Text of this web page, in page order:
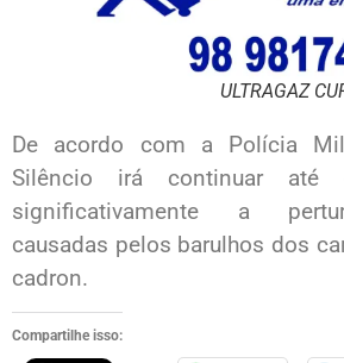
ULTRAGAZ
De acordo com a Polícia
Silêncio irá continuar até
significativamente a
causadas pelos barulhos dos
cadron.
Compartilhe isso: